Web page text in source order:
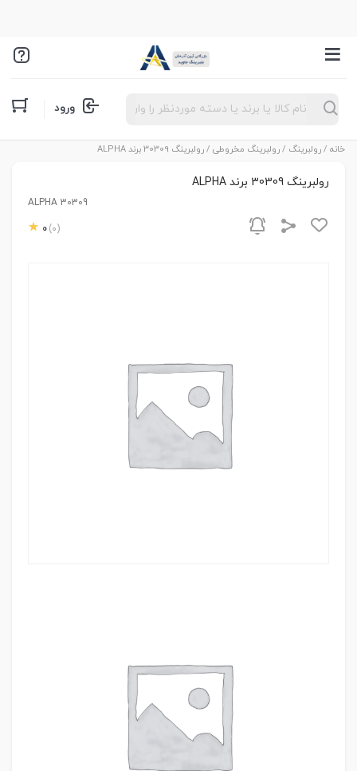
Products
search ورود
خانه /رولبرینگ /رولبرینگ مخروطی / رولبرینگ 30309 برند ALPHA
رولبرینگ 30309 برند ALPHA
ALPHA 30309
0 (0)